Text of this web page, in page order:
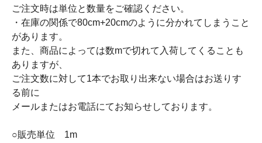
ご注文時は単位と数量をご確認ください。
・在庫の関係で80cm+20cmのように分かれてしまうこと
があります。
また、商品によっては数mで切れて入荷してくることも
ありますが、
ご注文数に対して1本でお取り出来ない場合はお送りす
る前に
メールまたはお電話にてお知らせしております。
○販売単位 1m